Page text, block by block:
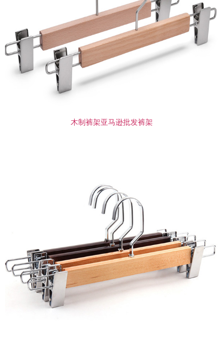
木制裤架亚马逊批发裤架